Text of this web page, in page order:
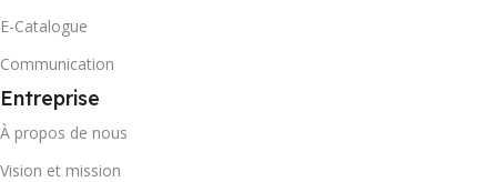
E-Catalogue
Communication
Entreprise
À propos de nous
Vision et mission